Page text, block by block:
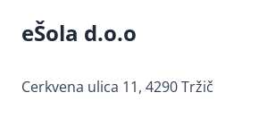
eŠola d.o.o
Cerkvena ulica 11, 4290 Tržič